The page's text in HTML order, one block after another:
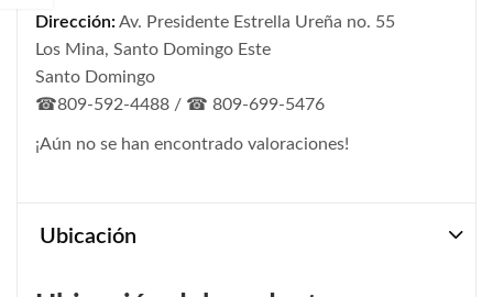
Dirección: Av. Presidente Estrella Ureña no. 55
Los Mina, Santo Domingo Este
Santo Domingo
☎809-592-4488 / ☎ 809-699-5476
¡Aún no se han encontrado valoraciones!
Ubicación